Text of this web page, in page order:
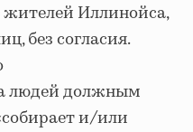
Иллинойса,
без согласия.
людей должным
и/или